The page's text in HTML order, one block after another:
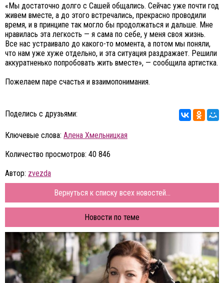
«Мы достаточно долго с Сашей общались. Сейчас уже почти год
живем вместе, а до этого встречались, прекрасно проводили
время, и в принципе так могло бы продолжаться и дальше. Мне
нравилась эта легкость — я сама по себе, у меня своя жизнь.
Все нас устраивало до какого-то момента, а потом мы поняли,
что нам уже хуже отдельно, и эта ситуация раздражает. Решили
аккуратненько попробовать жить вместе», — сообщила артистка.
Пожелаем паре счастья и взаимопонимания.
Поделись с друзьями:
Ключевые слова: Алена Хмельницкая
Количество просмотров: 40 846
Автор: zvezda
Вернуться к списку всех новостей...
Новости по теме